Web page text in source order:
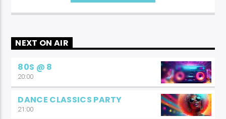
NEXT ON AIR
80S @ 8
20:00
DANCE CLASSICS PARTY
21:00